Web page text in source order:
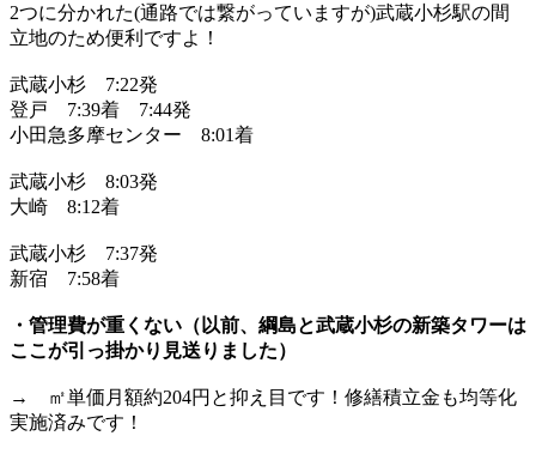
2つに分かれた(通路では繋がっていますが)武蔵小杉駅の間
立地のため便利ですよ！
武蔵小杉 7:22発
登戸 7:39着 7:44発
小田急多摩センター 8:01着
武蔵小杉 8:03発
大崎 8:12着
武蔵小杉 7:37発
新宿 7:58着
・管理費が重くない（以前、綱島と武蔵小杉の新築タワーは
ここが引っ掛かり見送りました）
→ ㎡単価月額約204円と抑え目です！修繕積立金も均等化
実施済みです！